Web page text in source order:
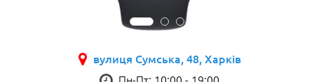
вулиця Сумська, 48, Харків